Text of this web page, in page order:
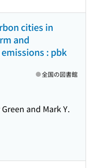
cities in
and
: pbk
and Mark Y.
全国の図書館